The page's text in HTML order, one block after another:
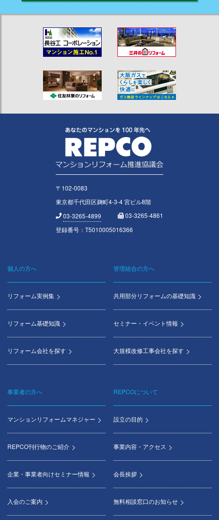
〒102-0083
東京都千代田区麹町4-3-4 宮ビル8階
03-3265-4899
03-3265-4861
登録番号：T5010005016366
Footer
menu
個人の方へ
リフォーム実例集
リフォーム基礎知識
リフォーム会社を探す
管理組合の方へ
共用部分リフォームの基礎知識
セミナー・イベント情報
大規模改修工事会社を探す
事業者の方へ
マンションリフォームマネジャー
REPCO刊行物のご紹介
企業・事業者向けセミナー情報
入会のご案内
REPCOについて
設立の目的
事業内容・アクセス
会長挨拶
無料相談窓口のお知らせ